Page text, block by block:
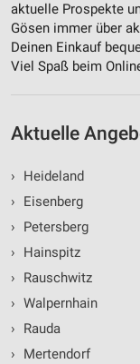
aktuelle Prospekte
Gösen immer über
Deinen Einkauf
Viel Spaß beim
Aktuelle
›
Heideland
›
Eisenberg
›
Petersberg
›
Hainspitz
›
Rauschwitz
› Walpernhain
›
Rauda
›
Mertendorf
IAB-Besonderheiten:
Verwendung
Nicht-IAB-
Funktional
Werbung